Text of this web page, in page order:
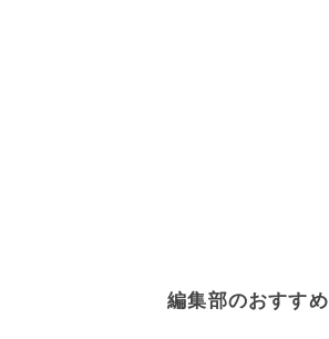
編集部のおすすめ